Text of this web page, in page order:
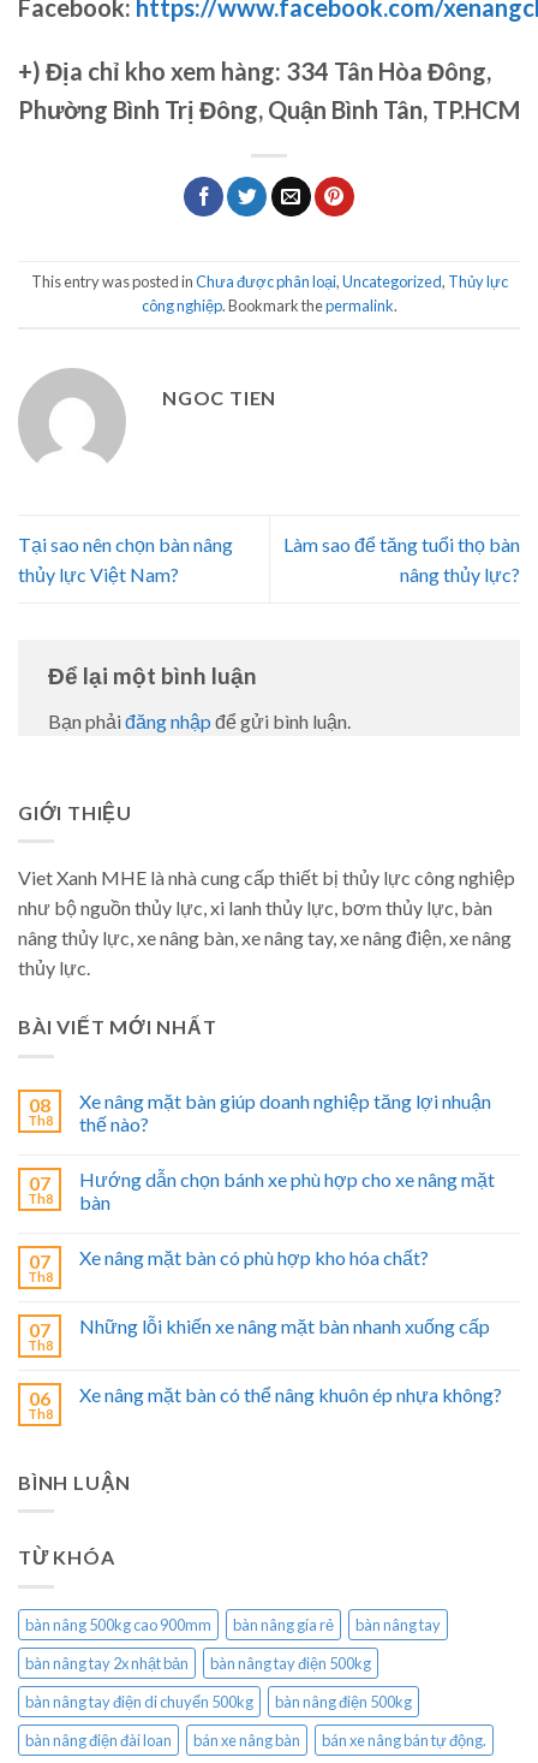
Facebook: https://www.facebook.com/
+) Địa chỉ kho xem hàng: 334 Tân Hòa Đông,
Phường Bình Trị Đông, Quận Bình Tân, TP.HCM
This entry was posted inChưa được phân loại,Uncategorized, Thủy lực
công nghiệp. Bookmark thepermalink.
NGOC TIEN
Tại sao nên chọn bàn nâng
thủy lực Việt Nam?
Làm sao để tăng tuổi thọ bàn
nâng thủy lực?
Để lại một bình luận
Bạn phải đăng nhập để gửi bình luận.
GIỚI THIỆU
Viet Xanh MHE là nhà cung cấp thiết bị thủy lực công nghiệp
như bộ nguồn thủy lực, xi lanh thủy lực, bơm thủy lực, bàn
nâng thủy lực, xe nâng bàn, xe nâng tay, xe nâng điện, xe nâng
thủy lực.
BÀI VIẾT MỚI NHẤT
08
Th8
Xe nâng mặt bàn giúp doanh nghiệp tăng lợi nhuận
thế nào?
07
Th8
Hướng dẫn chọn bánh xe phù hợp cho xe nâng mặt
bàn
07
Th8
Xe nâng mặt bàn có phù hợp kho hóa chất?
07
Th8
Những lỗi khiến xe nâng mặt bàn nhanh xuống cấp
06
Th8
Xe nâng mặt bàn có thể nâng khuôn ép nhựa không?
BÌNH LUẬN
TỪ KHÓA
bàn nâng 500kg cao 900mm bàn nâng gía rẻ
bàn nâng tay
bàn nâng tay 2x nhật bản
bàn nâng tay điện 500kg
bàn nâng tay điện di chuyển 500kg
bàn nâng điện 500kg
bàn nâng điện đài loan
bán xe nâng bàn bán xe nâng bán tự động.